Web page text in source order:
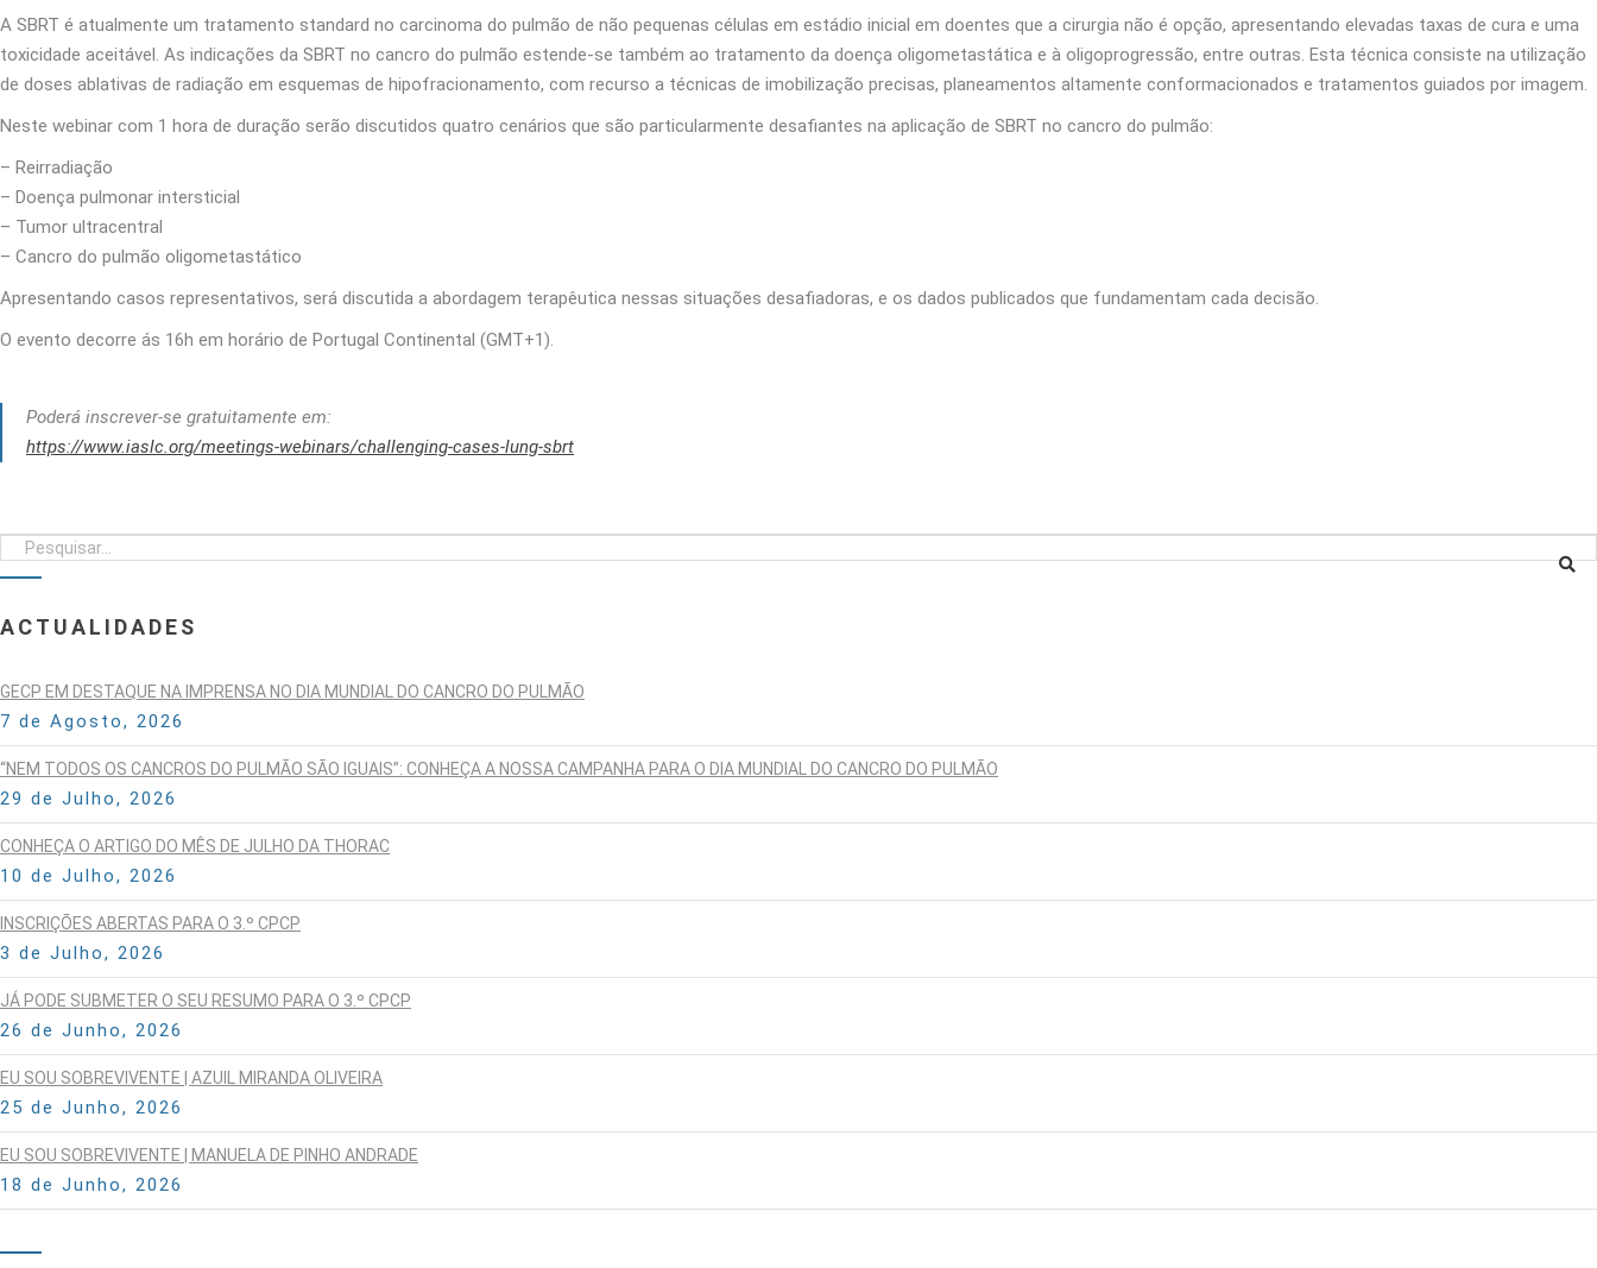
A SBRT é atualmente um tratamento standard no carcinoma do pulmão de não pequenas células em estádio inicial em doentes que a cirurgia não é opção, apresentando elevadas taxas de cura e uma
toxicidade aceitável. As indicações da SBRT no cancro do pulmão estende-se também ao tratamento da doença oligometastática e à oligoprogressão, entre outras. Esta técnica consiste na utilização
de doses ablativas de radiação em esquemas de hipofracionamento, com recurso a técnicas de imobilização precisas, planeamentos altamente conformacionados e tratamentos guiados por imagem.
Neste webinar com 1 hora de duração serão discutidos quatro cenários que são particularmente desafiantes na aplicação de SBRT no cancro do pulmão:
– Reirradiação
– Doença pulmonar intersticial
– Tumor ultracentral
– Cancro do pulmão oligometastático
Apresentando casos representativos, será discutida a abordagem terapêutica nessas situações desafiadoras, e os dados publicados que fundamentam cada decisão.
O evento decorre ás 16h em horário de Portugal Continental (GMT+1).
Poderá inscrever-se gratuitamente em:
https://www.iaslc.org/meetings-webinars/challenging-cases-lung-sbrt
ACTUALIDADES
GECP EM DESTAQUE NA IMPRENSA NO DIA MUNDIAL DO CANCRO DO PULMÃO
7 de Agosto, 2026
“NEM TODOS OS CANCROS DO PULMÃO SÃO IGUAIS”: CONHEÇA A NOSSA CAMPANHA PARA O DIA MUNDIAL DO CANCRO DO PULMÃO
29 de Julho, 2026
CONHEÇA O ARTIGO DO MÊS DE JULHO DA THORAC
10 de Julho, 2026
INSCRIÇÕES ABERTAS PARA O 3.º CPCP
3 de Julho, 2026
JÁ PODE SUBMETER O SEU RESUMO PARA O 3.º CPCP
26 de Junho, 2026
EU SOU SOBREVIVENTE | AZUIL MIRANDA OLIVEIRA
25 de Junho, 2026
EU SOU SOBREVIVENTE | MANUELA DE PINHO ANDRADE
18 de Junho, 2026